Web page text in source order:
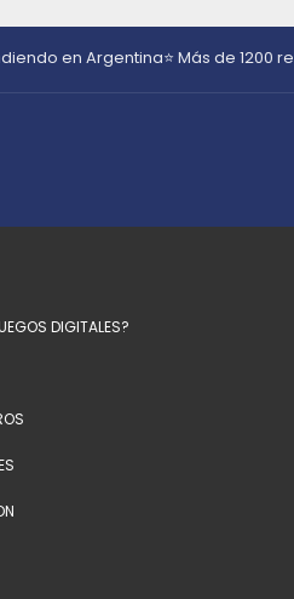
en Argentina⭐ Más de 1200
DIGITALES?